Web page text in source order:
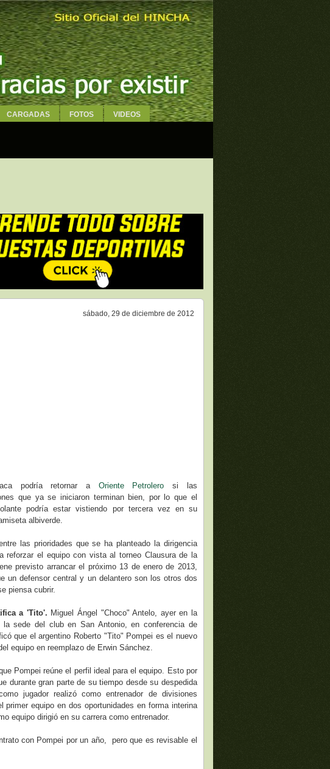
CARGADAS FOTOS VIDEOS
sábado, 29 de diciembre de 2012
podría retornar a Oriente Petrolero si las
que ya se iniciaron terminan bien, por lo que el
podría estar vistiendo por tercera vez en su
albiverde.
las prioridades que se ha planteado la dirigencia
reforzar el equipo con vista al torneo Clausura de la
previsto arrancar el próximo 13 de enero de 2013,
un defensor central y un delantero son los otros dos
piensa cubrir.
a 'Tito'. Miguel Ángel "Choco" Antelo, ayer en la
la sede del club en San Antonio, en conferencia de
que el argentino Roberto "Tito" Pompei es el nuevo
equipo en reemplazo de Erwin Sánchez.
Pompei reúne el perfil ideal para el equipo. Esto por
durante gran parte de su tiempo desde su despedida
jugador realizó como entrenador de divisiones
equipo en dos oportunidades en forma interina
equipo dirigió en su carrera como entrenador.
con Pompei por un año, pero que es revisable el